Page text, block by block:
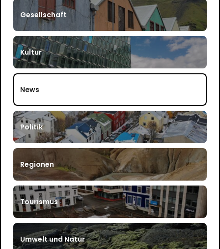
Gesellschaft
Kultur
News
Politik
Regionen
Tourismus
Umwelt und Natur